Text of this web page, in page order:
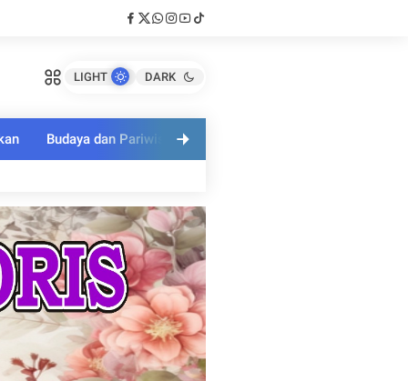
LIGHT DARK
Budaya dan Pariwisata